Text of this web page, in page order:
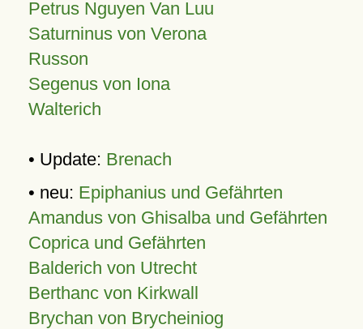
Petrus Nguyen Van Luu
Saturninus von Verona
Russon
Segenus von Iona
Walterich
• Update: Brenach
• neu: Epiphanius und Gefährten
Amandus von Ghisalba und Gefährten
Coprica und Gefährten
Balderich von Utrecht
Berthanc von Kirkwall
Brychan von Brycheiniog